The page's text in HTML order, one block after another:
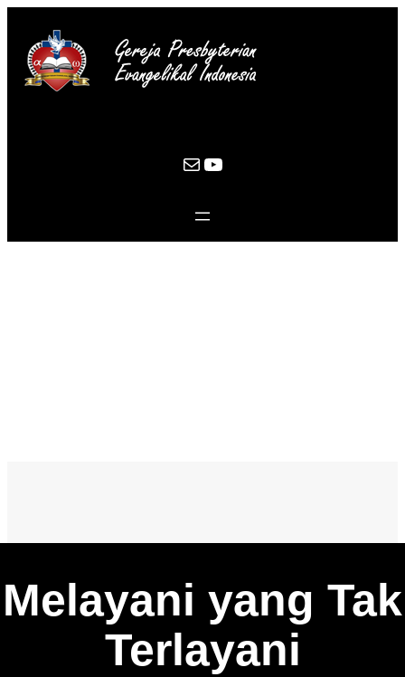
Mail YouTube
Melayani yang Tak
Terlayani